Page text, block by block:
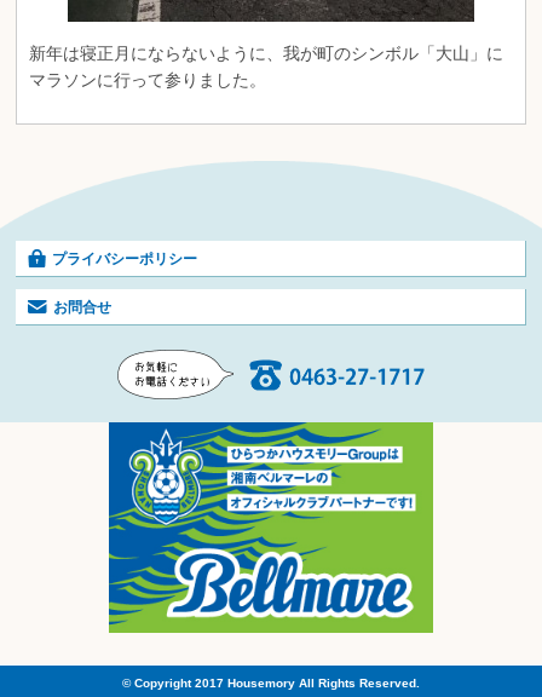
新年は寝正月にならないように、我が町のシンボル「大山」に
マラソンに行って参りました。
プライバシーポリシー
お問合せ
© Copyright 2017 Housemory All Rights Reserved.